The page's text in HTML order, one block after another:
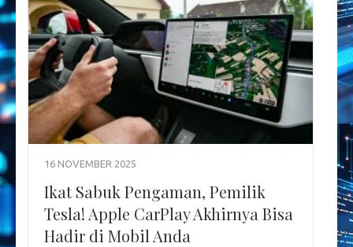
16 NOVEMBER 2025
Ikat Sabuk Pengaman, Pemilik
Tesla! Apple CarPlay Akhirnya Bisa
Hadir di Mobil Anda